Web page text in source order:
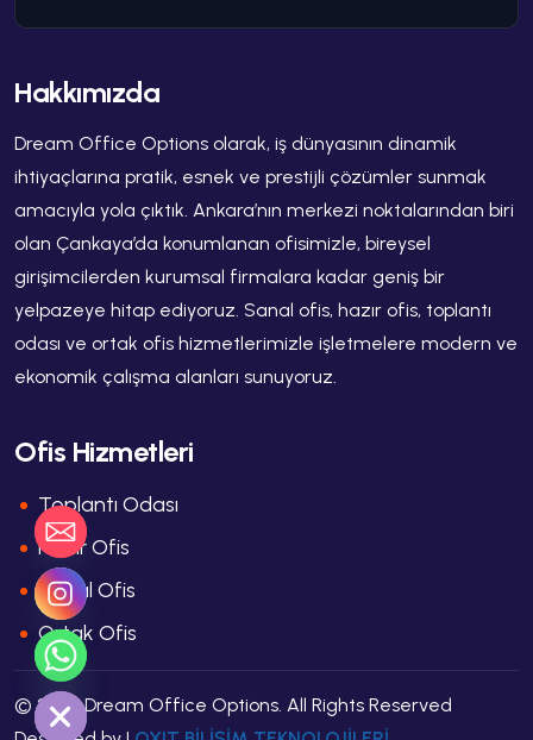
Hakkımızda
Dream Office Options olarak, iş dünyasının dinamik
ihtiyaçlarına pratik, esnek ve prestijli çözümler sunmak
amacıyla yola çıktık. Ankara’nın merkezi noktalarından biri
olan Çankaya’da konumlanan ofisimizle, bireysel
girişimcilerden kurumsal firmalara kadar geniş bir
yelpazeye hitap ediyoruz. Sanal ofis, hazır ofis, toplantı
odası ve ortak ofis hizmetlerimizle işletmelere modern ve
ekonomik çalışma alanları sunuyoruz.
Ofis Hizmetleri
Toplantı Odası
Hazır Ofis
Sanal Ofis
Ortak Ofis
© 2025 Dream Office Options. All Rights Reserved
chaty